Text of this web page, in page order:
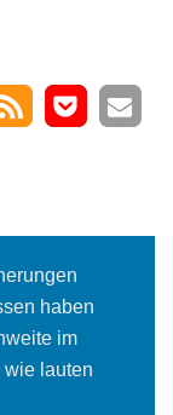
haben
im
lauten